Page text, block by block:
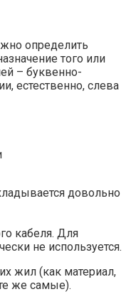
определить
того или
– буквенно-
естественно, слева
довольно
кабеля. Для
не используется.
жил (как материал,
же самые).